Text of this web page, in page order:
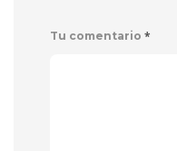
Tu comentario *